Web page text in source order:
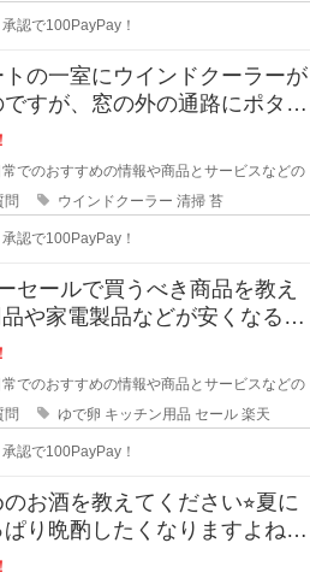
認で100PayPay！
の一室にウインドクーラーが
すが、窓の外の通路にポタポ
すぐに緑のコケ
常でのおすすめの情報や商品とサービスなどの
問
ウインドクーラー 清掃 苔
認で100PayPay！
セールで買うべき商品を教え
常でのおすすめの情報や商品とサービスなどの
問
ゆで卵 キッチン用品 セール 楽天
認で100PayPay！
お酒を教えてください⭐︎夏に
り晩酌したくなりますよね。